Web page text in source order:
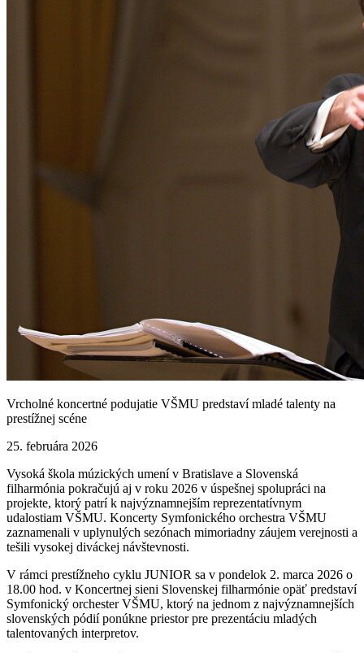
Vrcholné koncertné podujatie VŠMU predstaví mladé talenty na
prestížnej scéne
25. februára 2026
Vysoká škola múzických umení v Bratislave a Slovenská
filharmónia pokračujú aj v roku 2026 v úspešnej spolupráci na
projekte, ktorý patrí k najvýznamnejším reprezentatívnym
udalostiam VŠMU. Koncerty Symfonického orchestra VŠMU
zaznamenali v uplynulých sezónach mimoriadny záujem verejnosti a
tešili vysokej diváckej návštevnosti.
V rámci prestížneho cyklu JUNIOR sa v pondelok 2. marca 2026 o
18.00 hod. v Koncertnej sieni Slovenskej filharmónie opäť predstaví
Symfonický orchester VŠMU, ktorý na jednom z najvýznamnejších
slovenských pódií ponúkne priestor pre prezentáciu mladých
talentovaných interpretov.